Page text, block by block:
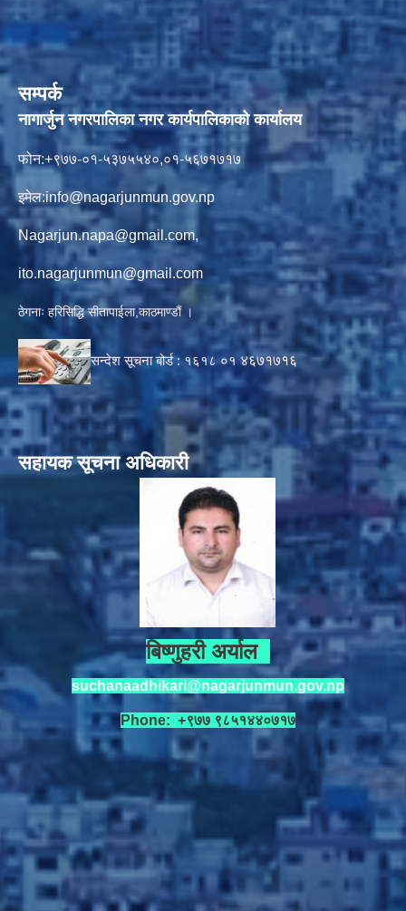
सम्पर्क
नागार्जुन नगरपालिका नगर कार्यपालिकाको कार्यालय
फोन:+९७७-०१-५३७५५४०,०१-५६७१७१७
इमेल:info@nagarjunmun.gov.np
Nagarjun.napa@gmail.com,
ito.nagarjunmun@gmail.com
ठेगनाः हरिसिद्धि सीतापाईला,काठमाण्डौं ।
सन्देश सूचना बोर्ड : १६१८ ०१४६७१७१६
सहायक सूचना अधिकारी
बिष्णुहरी अर्याल
suchanaadhikari@nagarjunmun.gov.np
Phone: +९७७ ९८५१४४०७१७